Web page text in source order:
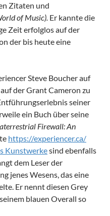
Zitaten und
of Music). Er kannte die
Zeit erfolglos auf der
der bis heute eine
Steve Boucher auf
der Grant Cameron zu
seiner
ein Buch über seine
Firewall: An
https://experiencer.ca/
Kunstwerkesind ebenfalls
dem Leser der
jenes Wesens, das eine
Er nennt diesen Grey
blauen Overall so